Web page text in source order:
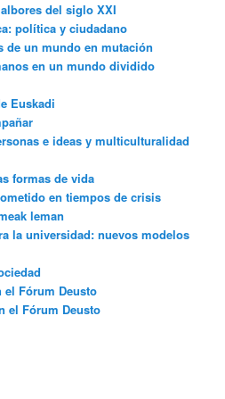
del siglo XXI
política y ciudadano
de un mundo en mutación
en un mundo dividido
Euskadi
e ideas y multiculturalidad
formas de vida
en tiempos de crisis
leman
la universidad: nuevos modelos
el Fórum Deusto
el Fórum Deusto